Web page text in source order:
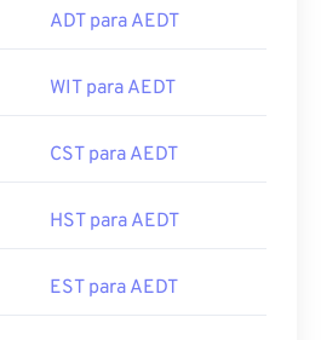
ADT para AEDT
WIT para AEDT
CST para AEDT
HST para AEDT
EST para AEDT